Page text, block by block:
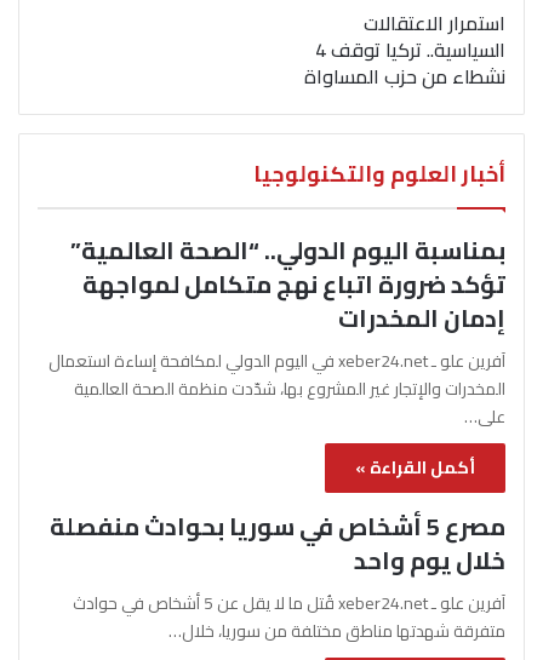
استمرار الاعتقالات
السياسية.. تركيا توقف 4
نشطاء من حزب المساواة
أخبار العلوم والتكنولوجيا
بمناسبة اليوم الدولي.. “الصحة العالمية”
تؤكد ضرورة اتباع نهج متكامل لمواجهة
إدمان المخدرات
آفرين علو ـ xeber24.net في اليوم الدولي لمكافحة إساءة استعمال
المخدرات والإتجار غير المشروع بها، شدّدت منظمة الصحة العالمية
على…
أكمل القراءة »
مصرع 5 أشخاص في سوريا بحوادث منفصلة
خلال يوم واحد
آفرين علو ـ xeber24.net قُتل ما لا يقل عن 5 أشخاص في حوادث
متفرقة شهدتها مناطق مختلفة من سوريا، خلال…